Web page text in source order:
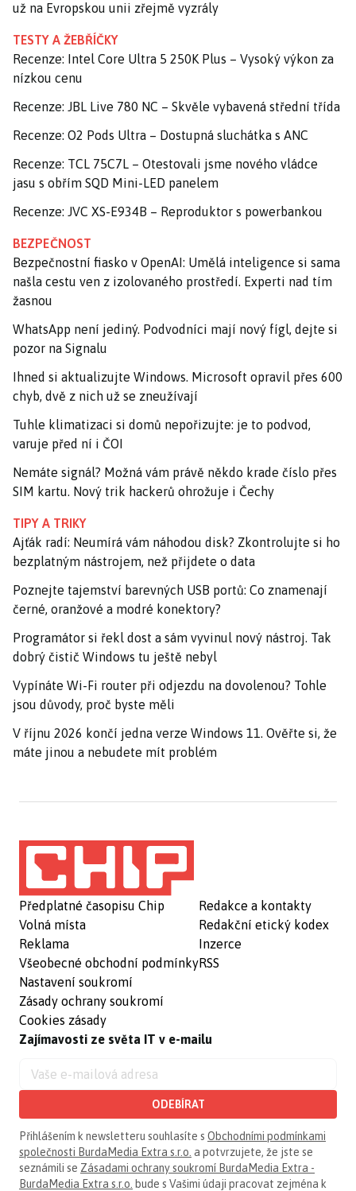
už na Evropskou unii zřejmě vyzrály
TESTY A ŽEBŘÍČKY
Recenze: Intel Core Ultra 5 250K Plus – Vysoký výkon za
nízkou cenu
Recenze: JBL Live 780 NC – Skvěle vybavená střední třída
Recenze: O2 Pods Ultra – Dostupná sluchátka s ANC
Recenze: TCL 75C7L – Otestovali jsme nového vládce
jasu s obřím SQD Mini-LED panelem
Recenze: JVC XS-E934B – Reproduktor s powerbankou
BEZPEČNOST
Bezpečnostní fiasko v OpenAI: Umělá inteligence si sama
našla cestu ven z izolovaného prostředí. Experti nad tím
žasnou
WhatsApp není jediný. Podvodníci mají nový fígl, dejte si
pozor na Signalu
Ihned si aktualizujte Windows. Microsoft opravil přes 600
chyb, dvě z nich už se zneužívají
Tuhle klimatizaci si domů nepořizujte: je to podvod,
varuje před ní i ČOI
Nemáte signál? Možná vám právě někdo krade číslo přes
SIM kartu. Nový trik hackerů ohrožuje i Čechy
TIPY A TRIKY
Ajťák radí: Neumírá vám náhodou disk? Zkontrolujte si ho
bezplatným nástrojem, než přijdete o data
Poznejte tajemství barevných USB portů: Co znamenají
černé, oranžové a modré konektory?
Programátor si řekl dost a sám vyvinul nový nástroj. Tak
dobrý čistič Windows tu ještě nebyl
Vypínáte Wi-Fi router při odjezdu na dovolenou? Tohle
jsou důvody, proč byste měli
V říjnu 2026 končí jedna verze Windows 11. Ověřte si, že
máte jinou a nebudete mít problém
Předplatné časopisu Chip
Volná místa
Reklama
Všeobecné obchodní podmínky
Nastavení soukromí
Zásady ochrany soukromí
Cookies zásady
Redakce a kontakty
Redakční etický kodex
Inzerce
RSS
Zajímavosti ze světa IT v e-mailu
ODEBÍRAT
Přihlášením k newsletteru souhlasíte s Obchodními podmínkami
společnosti BurdaMedia Extra s.r.o. a potvrzujete, že jste se
seznámili se Zásadami ochrany soukromí BurdaMedia Extra -
BurdaMedia Extra s.r.o. bude s Vašimi údaji pracovat zejména k